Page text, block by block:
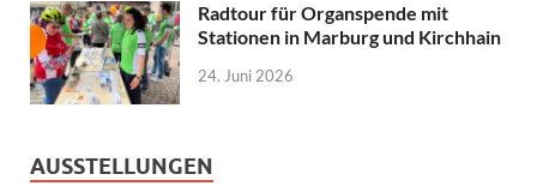
Radtour für Organspende mit
Stationen in Marburg und Kirchhain
24. Juni 2026
AUSSTELLUNGEN